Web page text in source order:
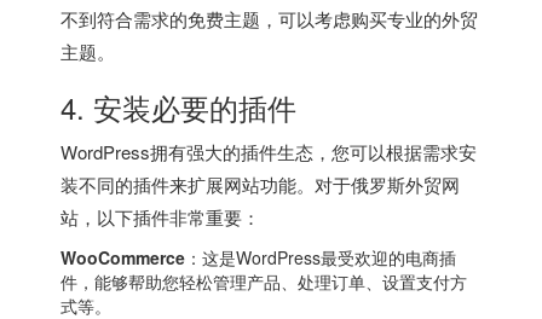
不到符合需求的免费主题，可以考虑购买专业的外贸
主题。
4. 安装必要的插件
WordPress拥有强大的插件生态，您可以根据需求安
装不同的插件来扩展网站功能。对于俄罗斯外贸网
站，以下插件非常重要：
WooCommerce ：这是WordPress最受欢迎的电商插
件，能够帮助您轻松管理产品、处理订单、设置支付方
式等。